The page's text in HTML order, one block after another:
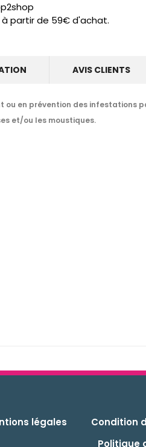
partir de 59€ d'achat.
AVIS CLIENTS
ou en prévention des infestations
et/ou les moustiques.
légales Condition
Politique